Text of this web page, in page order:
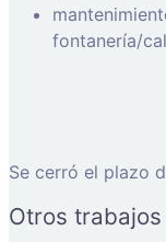
fontanería/
Se cerró el plazo
Otros